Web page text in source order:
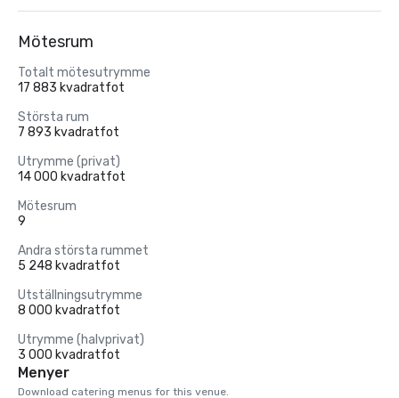
Mötesrum
Totalt mötesutrymme
17 883 kvadratfot
Största rum
7 893 kvadratfot
Utrymme (privat)
14 000 kvadratfot
Mötesrum
9
Andra största rummet
5 248 kvadratfot
Utställningsutrymme
8 000 kvadratfot
Utrymme (halvprivat)
3 000 kvadratfot
Menyer
Download catering menus for this venue.